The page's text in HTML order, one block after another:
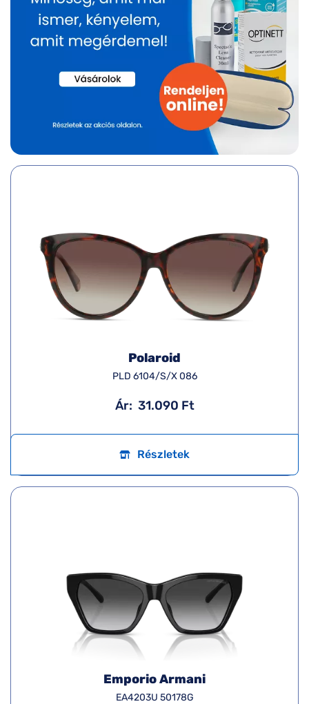
Polaroid
PLD 6104/S/X 086
Ár: 31.090 Ft
Részletek
Emporio Armani
EA4203U 50178G